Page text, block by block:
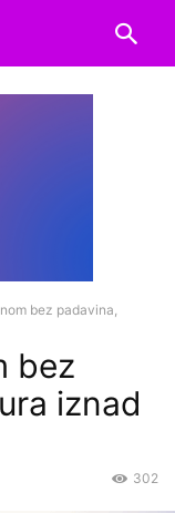
bez padavina,
bez
iznad
302